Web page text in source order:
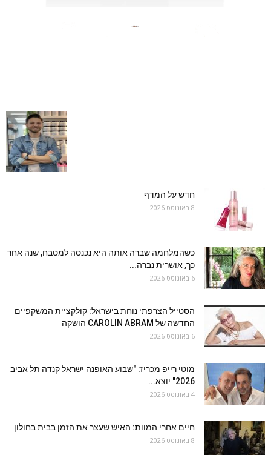
חדש על המדף
8 באוגוסט 2026
כשהמלחמה שברה אותה היא נכנסה למטבח, שנה אחר
כך, אושרית נברה...
6 באוגוסט 2026
הסטייל הצרפתי נוחת בישראל: קולקציית המשקפיים
החדשה של CAROLIN ABRAM הושקה
6 באוגוסט 2026
מוטי רייפ מכריז: "שבוע האופנה ישראל קנדה תל אביב
2026" יוצא...
4 באוגוסט 2026
חיים אחרי המוות: האיש שעצר את הזמן בבית בחולון
8 באוגוסט 2026